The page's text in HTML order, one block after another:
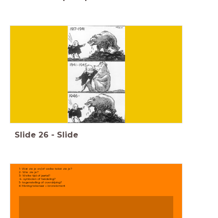
Slide 26 - Slide
1- Wat zie je en/of welke tekst zie je?
2- Wie zie je?
3- Welke tijd of jaartal?
4- symbolen of handeling?
5- tegenstelling of overdrijving?
6 Mening tekenaar + bronelement